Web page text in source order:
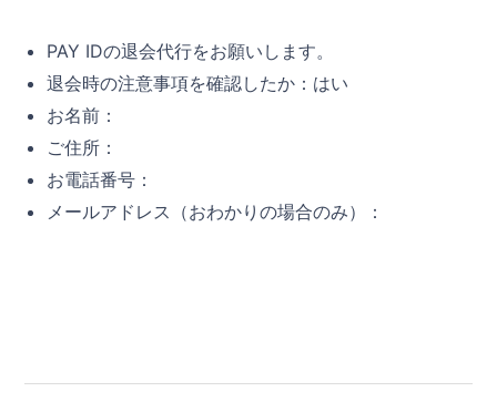
PAY IDの退会代行をお願いします。
退会時の注意事項を確認したか：はい
お名前：
ご住所：
お電話番号：
メールアドレス（おわかりの場合のみ）：